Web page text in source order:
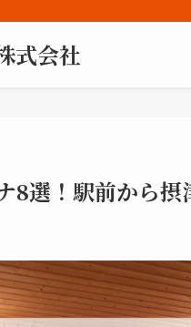
式会社
8選！駅前から